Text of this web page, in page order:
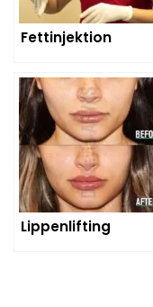
Fettinjektion
Lippenlifting